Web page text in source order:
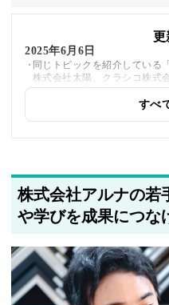
2025年6月6日
同じトピックを紹介している
株式会社太陽、クラシコ株式
社」への内部リンクを追加し
すべ
株式会社アルナの若
や学びを成果につな